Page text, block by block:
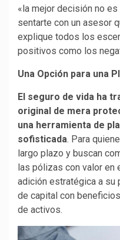
«la mejor decisión no
sentarte con un asesor
explique todos los
positivos como los
Una Opción para una
El seguro de vida ha
original de mera
una herramienta de
sofisticada. Para
largo plazo y buscan
las pólizas con valor en
adición estratégica a su
de capital con
de activos.